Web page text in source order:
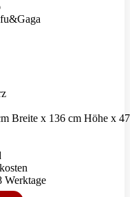
Breite x 136 cm Höhe x
Werktage